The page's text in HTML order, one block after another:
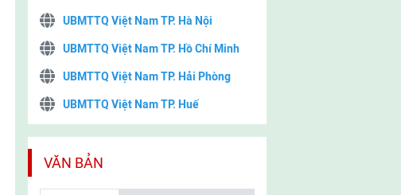
UBMTTQ Việt Nam TP. Hà Nội
UBMTTQ Việt Nam TP. Hồ Chí Minh
UBMTTQ Việt Nam TP. Hải Phòng
UBMTTQ Việt Nam TP. Huế
UBMTTQ Việt Nam TP. Cần Thơ
UBMTTQ Việt Nam tỉnh Quảng Ninh
VĂN BẢN